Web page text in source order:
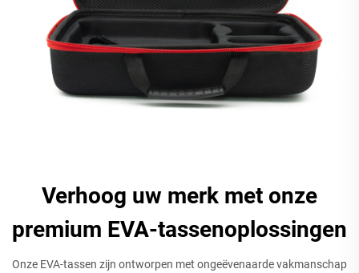
Verhoog uw merk met onze
premium EVA-tassenoplossingen
Onze EVA-tassen zijn ontworpen met ongeëvenaarde vakmanschap